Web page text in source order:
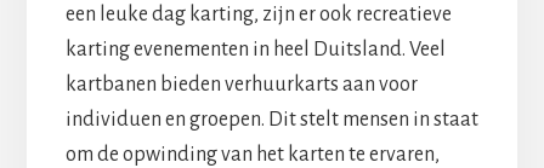
een leuke dag karting, zijn er ook recreatieve
karting evenementen in heel Duitsland. Veel
kartbanen bieden verhuurkarts aan voor
individuen en groepen. Dit stelt mensen in staat
om de opwinding van het karten te ervaren,